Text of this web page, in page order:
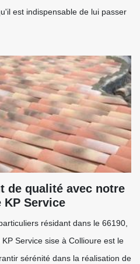
est indispensable de lui passer
de qualité avec notre
Service
résidant dans le 66190,
Service sise à Collioure est le
sérénité dans la réalisation de